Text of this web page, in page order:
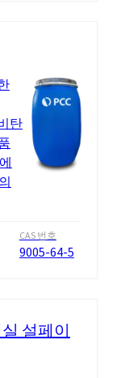
탄
CAS 번호
9005-64-5
설페이